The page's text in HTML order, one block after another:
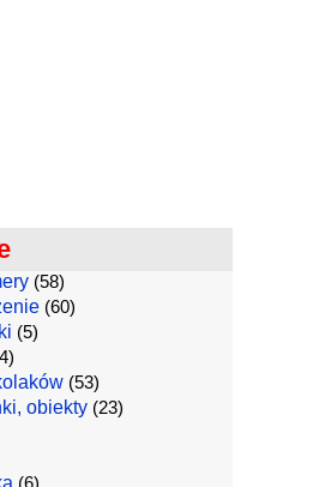
(58)
(60)
(5)
(53)
obiekty(23)
(6)